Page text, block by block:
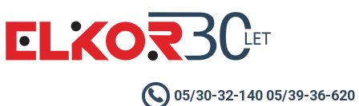
05/30-32-140 05/39-36-620